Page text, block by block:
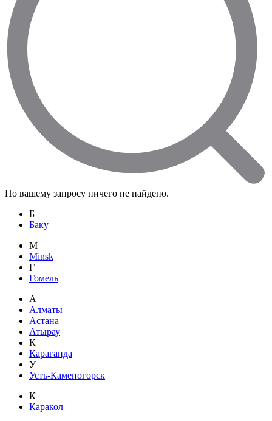
По вашему запросу ничего не найдено.
Б
Баку
M
Minsk
Г
Гомель
А
Алматы
Астана
Атырау
К
Караганда
У
Усть-Каменогорск
К
Каракол